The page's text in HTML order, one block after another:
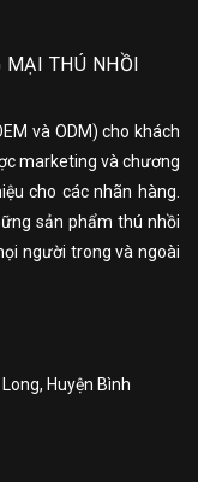
MẠI THÚ NHỒI
và ODM) cho khách
marketing và chương
cho các nhãn hàng.
sản phẩm thú nhồi
người trong và ngoài
Huyện Bình